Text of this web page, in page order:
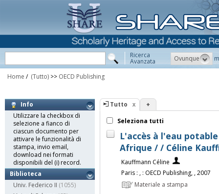
Ricerca
Avanzata Ovunque
Home / (Tutto) >> OECD Publishing
Info
Utilizzare la checkbox di
selezione a fianco di
ciascun documento per
attivare le funzionalità di
stampa, invio email,
download nei formati
disponibili del (i) record.
Biblioteca
Univ. Federico II (1055)
Tutto +
Seleziona tutti
L'accès à l'eau
Afrique / / Céline
Kauffmann Céline
Paris : , : OECD Publishing, , 2007
Materiale a stampa